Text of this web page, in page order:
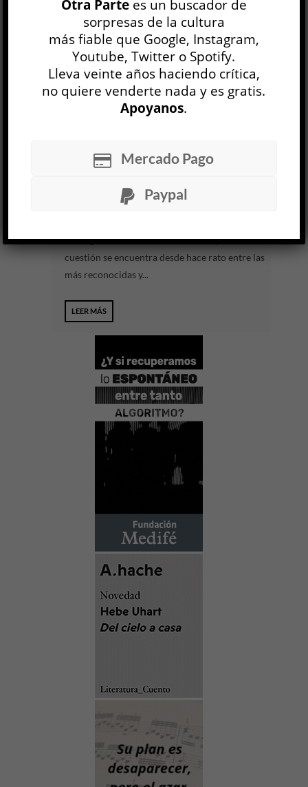
Una nena salva a su hermano menor con la
imaginación; otra extraña dolorosamente a su
hermano mayor, que está de viaje; una
estudiante secundaria oculta su embarazo...
LITERATURA ARGENTINA
consagración —al menos cuando la poeta en
cuestión se encuentra desde hace rato entre las
más reconocidas y...
LEER MÁS
Otra Partees un buscador de
sorpresas de la cultura
más fiable que Google, Instagram,
Youtube, Twitter o Spotify.
Lleva veinte años haciendo crítica,
no quiere venderte nada y es gratis.
Apoyanos.
Mercado Pago
Paypal